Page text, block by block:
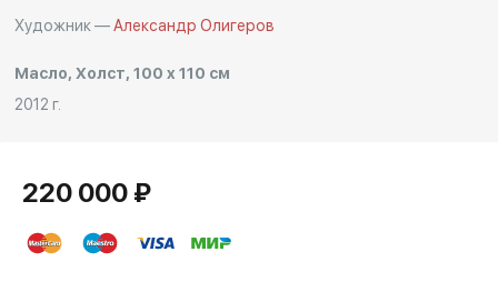
Художник —Александр Олигеров
Масло, Холст, 100 x 110 см
2012 г.
220 000 ₽